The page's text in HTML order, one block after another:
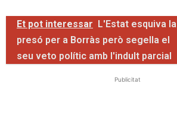
Et pot interessar L'Estat esquiva la
presó per a Borràs però segella el
seu veto polític amb l'indult parcial
Publicitat